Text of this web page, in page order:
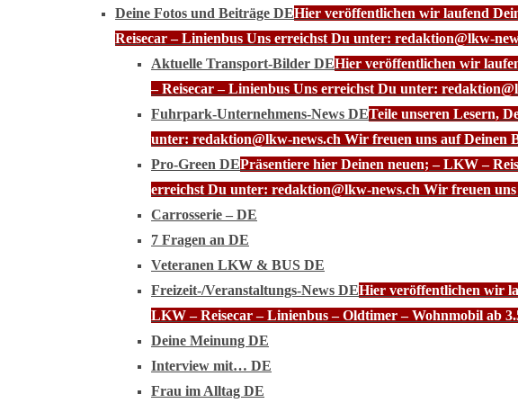
Deine Fotos und Beiträge DEHier veröffentlichen wir laufend
Reisecar – Linienbus Uns erreichst Du unter: redaktion@lkw-
Aktuelle Transport-Bilder DEHier veröffentlichen wir
– Reisecar – Linienbus Uns erreichst Du unter:
Fuhrpark-Unternehmens-News DETeile unseren Lesern,
unter: redaktion@lkw-news.ch Wir freuen uns auf Deinen
Pro-Green DEPräsentiere hier Deinen neuen; – LKW –
erreichst Du unter: redaktion@lkw-news.ch Wir freuen
Carrosserie – DE
7 Fragen an DE
Veteranen LKW & BUS DE
Freizeit-/Veranstaltungs-News DEHier veröffentlichen wir
LKW – Reisecar – Linienbus – Oldtimer – Wohnmobil ab
Deine Meinung DE
Interview mit… DE
Frau im Alltag DE